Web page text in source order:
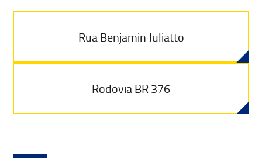
Rua Benjamin Juliatto
Rodovia BR 376